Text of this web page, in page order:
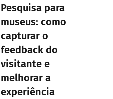
Pesquisa para
museus: como
capturar o
feedback do
visitante e
melhorar a
experiência